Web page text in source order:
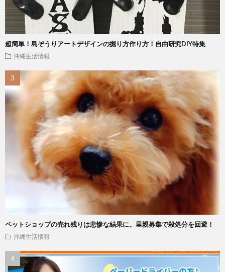
超簡単！島ぞうりアートデザインの掘り方作り方！自由研究DIY特集
沖縄生活情報
ペットショップの売れ残りは悲惨な結果に。里親募集で殺処分を回避！
沖縄生活情報